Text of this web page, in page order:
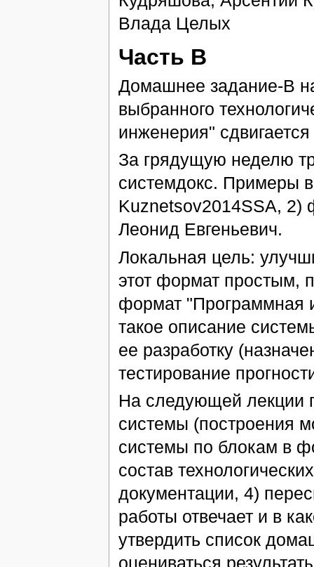
Влада Целых
Часть B
Домашнее задание-B
выбранного
инженерия"
За грядущую неделю
системдокс. Примеры
Kuznetsov2014SSA,
Леонид Евгеньевич.
Локальная цель:
этот формат простым,
формат "Программная
такое описание
ее разработку
тестирование
На следующей лекции
системы (построения
системы по блокам в
состав
документации, 4)
работы отвечает и в
утвердить список
оцениваться